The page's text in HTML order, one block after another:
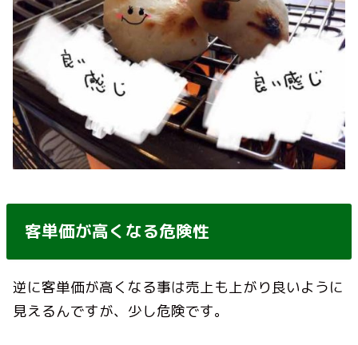
客単価が高くなる危険性
逆に客単価が高くなる事は売上も上がり良いように
見えるんですが、少し危険です。